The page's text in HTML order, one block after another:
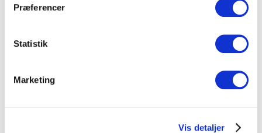
Præferencer
Statistik
Marketing
Vis detaljer